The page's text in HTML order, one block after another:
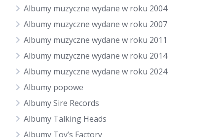
Albumy muzyczne wydane w roku 2004
Albumy muzyczne wydane w roku 2007
Albumy muzyczne wydane w roku 2011
Albumy muzyczne wydane w roku 2014
Albumy muzyczne wydane w roku 2024
Albumy popowe
Albumy Sire Records
Albumy Talking Heads
Albumy Toy’s Factory